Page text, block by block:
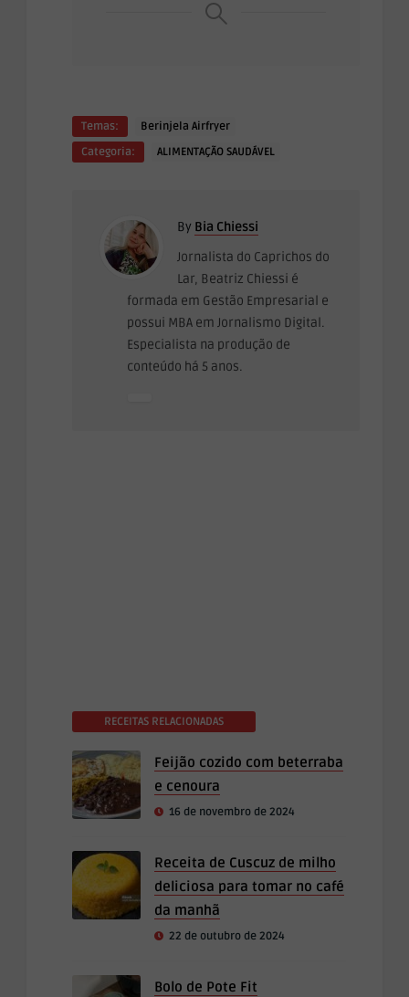
Temas:
Berinjela Airfryer
Categoria:
ALIMENTAÇÃO SAUDÁVEL
By Bia Chiessi
Jornalista do Caprichos do
Lar, Beatriz Chiessi é
formada em Gestão Empresarial e
possui MBA em Jornalismo Digital.
Especialista na produção de
conteúdo há 5 anos.
RECEITAS RELACIONADAS
Feijão cozido com beterraba
e cenoura
16 de novembro de 2024
Receita de Cuscuz de milho
deliciosa para tomar no café
da manhã
22 de outubro de 2024
Bolo de Pote Fit